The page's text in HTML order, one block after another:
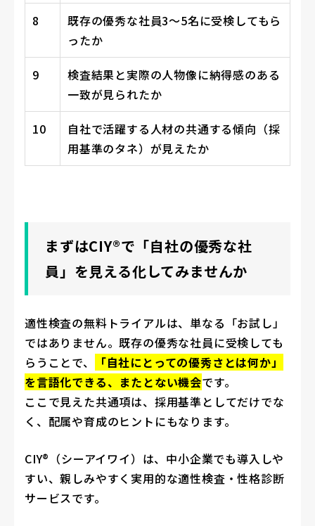
8
既存の優秀な社員3〜5名に受検してもら
ったか
9
検査結果と実際の人物像に納得感のある
一致が見られたか
10
自社で活躍する人材の共通する傾向（採
用基準のタネ）が見えたか
まずはCIY®で「自社の優秀な社
員」を見える化してみませんか
適性検査の無料トライアルは、単なる「お試し」
ではありません。既存の優秀な社員に受検しても
らうことで、
「自社にとっての優秀さとは何か」
を言語化できる、またとない機会です。
ここで見えた共通項は、採用基準としてだけでな
く、配属や育成のヒントにもなります。
CIY®（シーアイワイ）は、中小企業でも導入しや
すい、親しみやすく実用的な適性検査・性格診断
サービスです。